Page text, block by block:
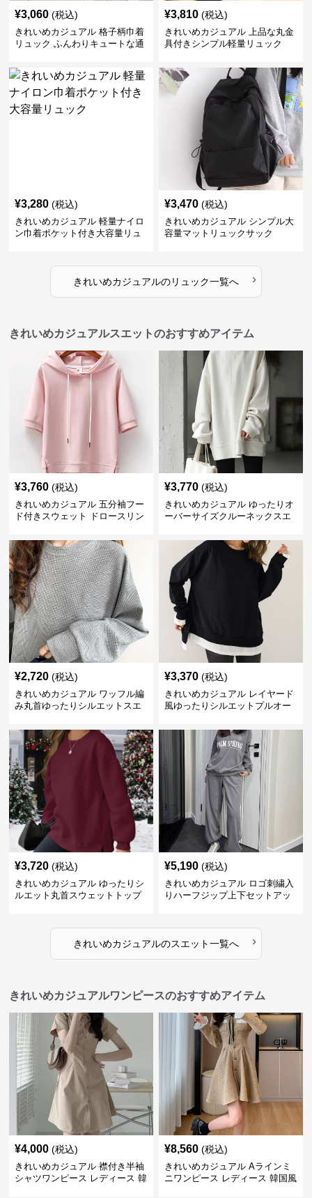
¥3,060 (税込)
きれいめカジュアル 格子柄巾着
リュック ふんわりキュートな通
¥3,810 (税込)
きれいめカジュアル 上品な丸金
具付きシンプル軽量リュック
¥3,280 (税込)
きれいめカジュアル 軽量ナイロ
ン巾着ポケット付き大容量リュ
¥3,470 (税込)
きれいめカジュアル シンプル大
容量マットリュックサック
きれいめカジュアルのリュック一覧へ ›
きれいめカジュアルスエットのおすすめアイテム
¥3,760 (税込)
きれいめカジュアル 五分袖フー
ド付きスウェット ドロースリン
¥3,770 (税込)
きれいめカジュアル ゆったりオ
ーバーサイズクルーネックスエ
¥2,720 (税込)
きれいめカジュアル ワッフル編
み丸首ゆったりシルエットスエ
¥3,370 (税込)
きれいめカジュアル レイヤード
風ゆったりシルエットプルオー
¥3,720 (税込)
きれいめカジュアル ゆったりシ
ルエット丸首スウェットトップ
¥5,190 (税込)
きれいめカジュアル ロゴ刺繍入
りハーフジップ上下セットアッ
きれいめカジュアルのスエット一覧へ ›
きれいめカジュアルワンピースのおすすめアイテム
¥4,000 (税込)
きれいめカジュアル 襟付き半袖
シャツワンピース レディース 韓
¥8,560 (税込)
きれいめカジュアル Aラインミ
ニワンピース レディース 韓国風